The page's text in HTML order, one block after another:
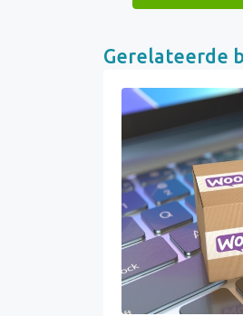
Gerelateerde